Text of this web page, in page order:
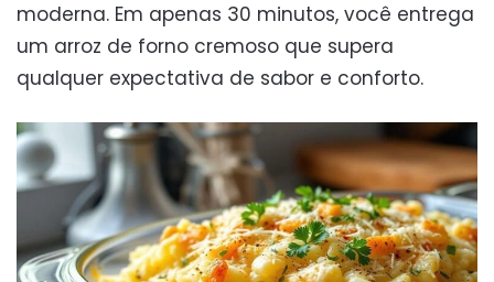
moderna. Em apenas 30 minutos, você entrega
um arroz de forno cremoso que supera
qualquer expectativa de sabor e conforto.